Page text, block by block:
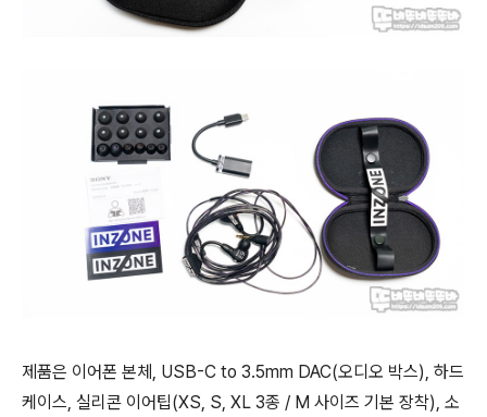
제품은 이어폰 본체, USB-C to 3.5mm DAC(오디오 박스), 하드
케이스, 실리콘 이어팁(XS, S, XL 3종 / M 사이즈 기본 장착), 소